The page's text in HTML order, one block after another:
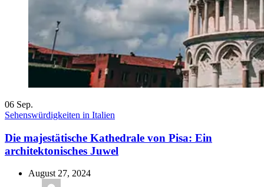
06 Sep.
Sehenswürdigkeiten in Italien
Die majestätische Kathedrale von Pisa: Ein
architektonisches Juwel
August 27, 2024